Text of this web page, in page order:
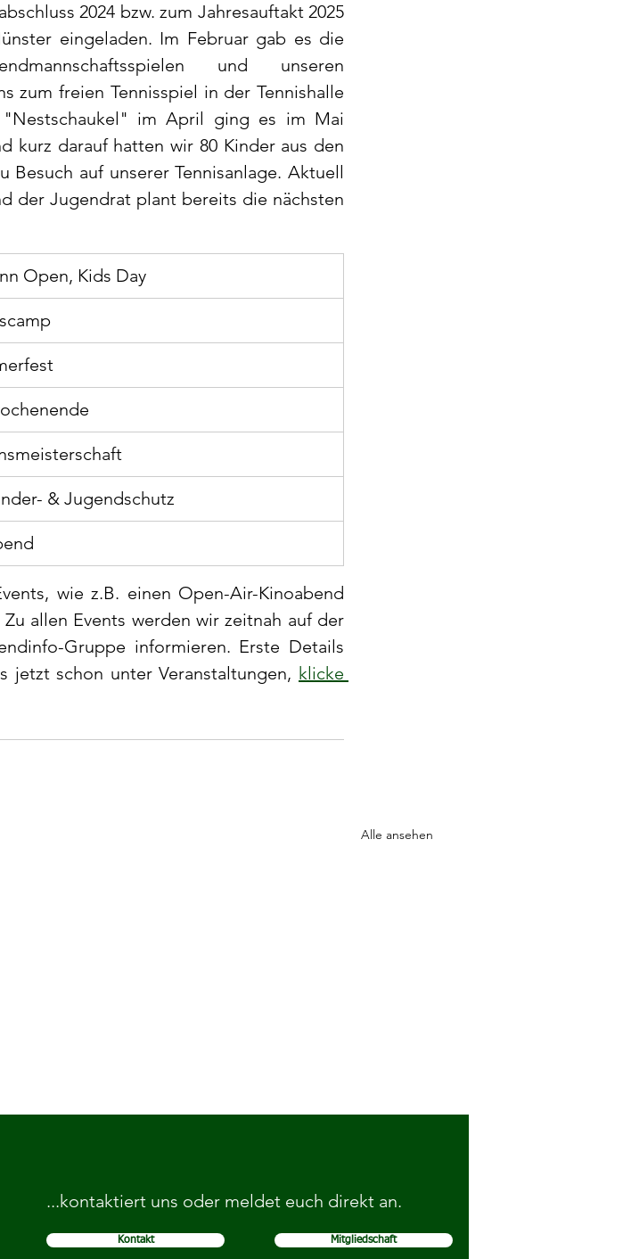
2024 bzw. zum Jahresauftakt 2025
eingeladen. Im Februar gab es die
und unseren
zum freien Tennisspiel in der Tennishalle
"Nestschaukel" im April ging es im Mai
kurz darauf hatten wir 80 Kinder aus den
Besuch auf unserer Tennisanlage. Aktuell
der Jugendrat plant bereits die nächsten
Open, Kids Day
wie z.B. einen Open-Air-Kinoabend
allen Events werden wir zeitnah auf der
Gruppe informieren. Erste Details
schon unter Veranstaltungen, klicke
Alle ansehen
...kontaktiert uns oder meldet euch direkt an.
Kontakt Mitgliedschaft